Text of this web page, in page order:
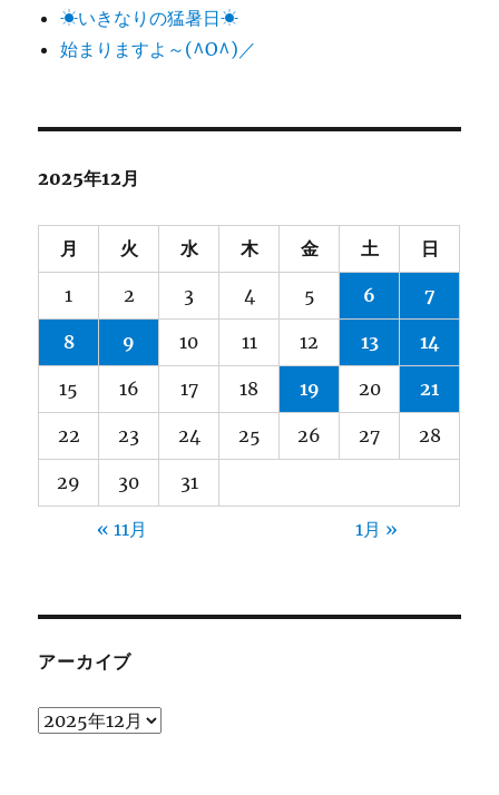
☀いきなりの猛暑日☀
始まりますよ～(^O^)／
2025年12月
月 火 水 木 金 土 日
1 2 3 4 5 6 7
8 9 10 11 12 13 14
15 16 17 18 19 20 21
22 23 24 25 26 27 28
29 30 31
« 11月 1月 »
アーカイブ
ア